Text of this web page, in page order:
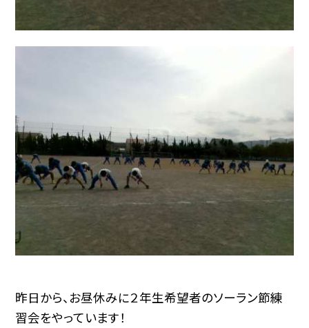
昨日から、お昼休みに２年生希望者のソーラン節練
習会をやっています！